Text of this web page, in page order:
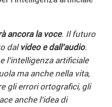
ancora la voce. Il futuro
dalvideo e dall’audio.
l’intelligenza artificiale
ma anche nella vita,
gli errori ortografici, gli
anche l’idea di